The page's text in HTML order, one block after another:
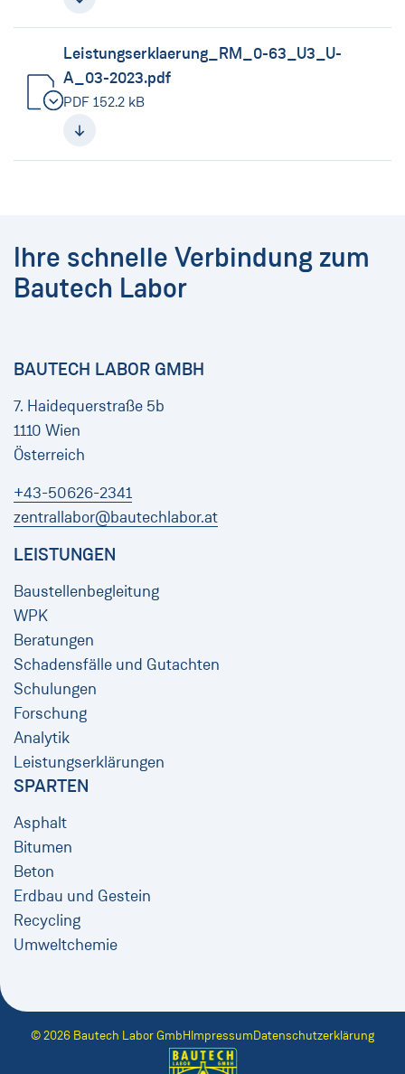
Leistungserklaerung_RM_0-63_U3_U-
A_03-2023.pdf
PDF 152.2 kB
(neues Fenster)
Ihre schnelle Verbindung zum
Bautech Labor
BAUTECH LABOR GMBH
7. Haidequerstraße 5b
1110 Wien
Österreich
+43-50626-2341
zentrallabor@bautechlabor.at
LEISTUNGEN
Baustellenbegleitung
WPK
Beratungen
Schadensfälle und Gutachten
Schulungen
Forschung
Analytik
Leistungserklärungen
SPARTEN
Asphalt
Bitumen
Beton
Erdbau und Gestein
Recycling
Umweltchemie
© 2026 Bautech Labor GmbHImpressumDatenschutzerklärung